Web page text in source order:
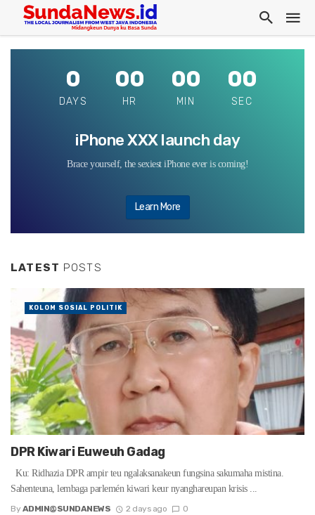
0
DAYS
00
HR
00
MIN
00
SEC
iPhone XXX launch day
Brace yourself, the sexiest iPhone ever is coming!
Learn More
LATEST POSTS
DPR Kiwari Euweuh Gadag
Ku: Ridhazia DPR ampir teu ngalaksanakeun fungsina sakumaha mistina.
Sahenteuna, lembaga parlemén kiwari keur nyanghareupan krisis ...
By ADMIN@SUNDANEWS 2 days ago 0
KOLOM SOSIAL POLITIK